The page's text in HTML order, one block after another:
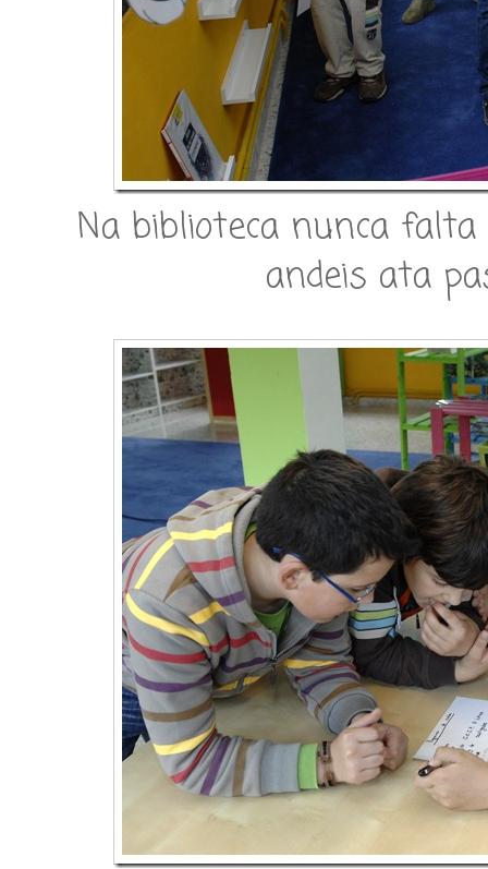
Na biblioteca nunca
andeis ata